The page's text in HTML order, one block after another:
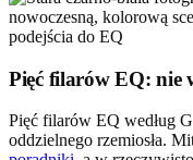
Pięć filarów EQ: nie
Pięć filarów EQ według
oddzielnego rzemiosła.